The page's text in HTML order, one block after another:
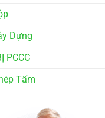
Dựng
PCCC
Tấm